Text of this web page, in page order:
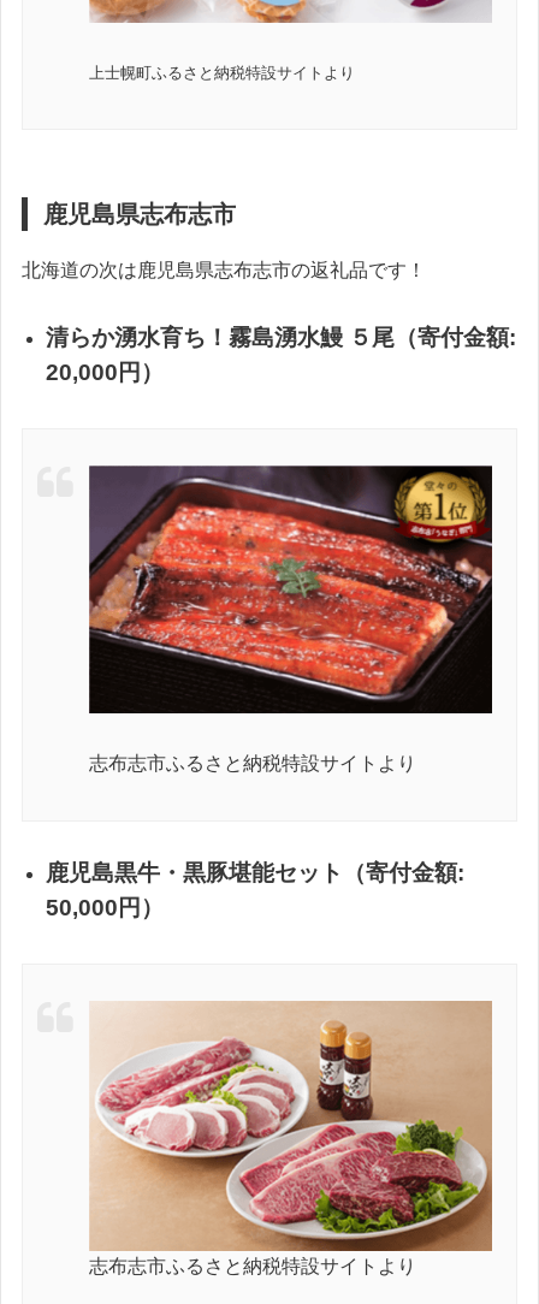
上士幌町ふるさと納税特設サイトより
鹿児島県志布志市
北海道の次は鹿児島県志布志市の返礼品です！
清らか湧水育ち！霧島湧水鰻 ５尾（寄付金額:
20,000円）
志布志市ふるさと納税特設サイトより
鹿児島黒牛・黒豚堪能セット（寄付金額:
50,000円）
志布志市ふるさと納税特設サイトより